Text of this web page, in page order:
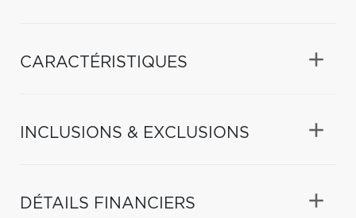
CARACTÉRISTIQUES
INCLUSIONS & EXCLUSIONS
DÉTAILS FINANCIERS